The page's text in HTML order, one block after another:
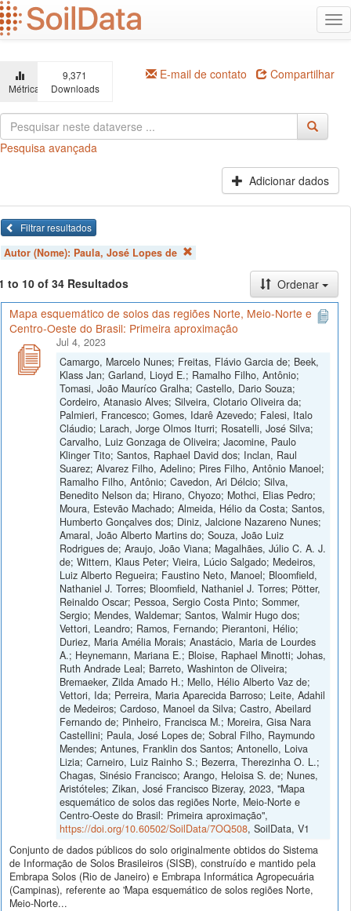
Ir
para
o
principal
Métricas
9,371
Downloads
E-mail de contato Compartilhar
Pesquisa avançada
Adicionar dados
Filtrar resultados
Autor (Nome): Paula, José Lopes de
to 10 of 34 Resultados
Ordenar
Mapa esquemático de solos das regiões Norte, Meio-Norte e
Centro-Oeste do Brasil: Primeira aproximação
Jul 4, 2023
Camargo, Marcelo Nunes; Freitas, Flávio Garcia de; Beek,
Klass Jan; Garland, Lioyd E.; Ramalho Filho, Antônio;
Tomasi, João Mauríco Gralha; Castello, Dario Souza;
Cordeiro, Atanasio Alves; Silveira, Clotario Oliveira da;
Palmieri, Francesco; Gomes, Idarê Azevedo; Falesi, Italo
Cláudio; Larach, Jorge Olmos Iturri; Rosatelli, José Silva;
Carvalho, Luiz Gonzaga de Oliveira; Jacomine, Paulo
Klinger Tito; Santos, Raphael David dos; Inclan, Raul
Suarez; Alvarez Filho, Adelino; Pires Filho, Antônio Manoel;
Ramalho Filho, Antônio; Cavedon, Ari Délcio; Silva,
Benedito Nelson da; Hirano, Chyozo; Mothci, Elias Pedro;
Moura, Estevão Machado; Almeida, Hélio da Costa; Santos,
Humberto Gonçalves dos; Diniz, Jalcione Nazareno Nunes;
Amaral, João Alberto Martins do; Souza, João Luiz
Rodrigues de; Araujo, João Viana; Magalhães, Júlio C. A. J.
de; Wittern, Klaus Peter; Vieira, Lúcio Salgado; Medeiros,
Luiz Alberto Regueira; Faustino Neto, Manoel; Bloomfield,
Nathaniel J. Torres; Bloomfield, Nathaniel J. Torres; Pötter,
Reinaldo Oscar; Pessoa, Sergio Costa Pinto; Sommer,
Sergio; Mendes, Waldemar; Santos, Walmir Hugo dos;
Vettori, Leandro; Ramos, Fernando; Pierantoni, Hélio;
Duriez, Maria Amélia Morais; Anastácio, Maria de Lourdes
A.; Heynemann, Mariana E.; Bloise, Raphael Minotti; Johas,
Ruth Andrade Leal; Barreto, Washinton de Oliveira;
Bremaeker, Zilda Amado H.; Mello, Hélio Alberto Vaz de;
Vettori, Ida; Perreira, Maria Aparecida Barroso; Leite, Adahil
de Medeiros; Cardoso, Manoel da Silva; Castro, Abeilard
Fernando de; Pinheiro, Francisca M.; Moreira, Gisa Nara
Castellini; Paula, José Lopes de; Sobral Filho, Raymundo
Mendes; Antunes, Franklin dos Santos; Antonello, Loiva
Lizia; Carneiro, Luiz Rainho S.; Bezerra, Therezinha O. L.;
Chagas, Sinésio Francisco; Arango, Heloisa S. de; Nunes,
Aristóteles; Zikan, José Francisco Bizeray, 2023, "Mapa
esquemático de solos das regiões Norte, Meio-Norte e
Centro-Oeste do Brasil: Primeira aproximação",
https://doi.org/10.60502/SoilData/7OQ508, SoilData, V1
Conjunto de dados públicos do solo originalmente obtidos do Sistema
de Informação de Solos Brasileiros (SISB), construído e mantido pela
Embrapa Solos (Rio de Janeiro) e Embrapa Informática Agropecuária
(Campinas), referente ao 'Mapa esquemático de solos regiões Norte,
Meio-Norte...